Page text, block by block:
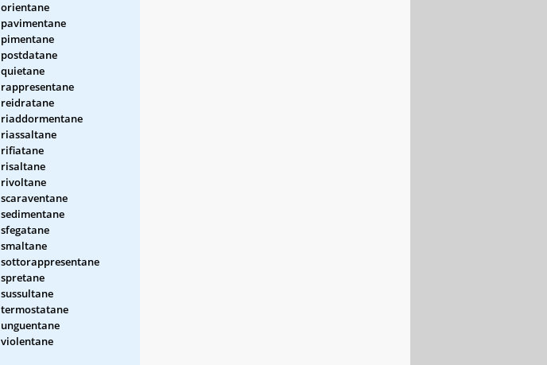
orientane
pavimentane
pimentane
postdatane
quietane
rappresentane
reidratane
riaddormentane
riassaltane
rifiatane
risaltane
rivoltane
scaraventane
sedimentane
sfegatane
smaltane
sottorappresentane
spretane
sussultane
termostatane
unguentane
violentane